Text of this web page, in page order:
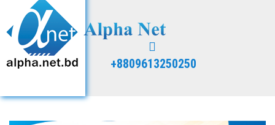
+8809613250250